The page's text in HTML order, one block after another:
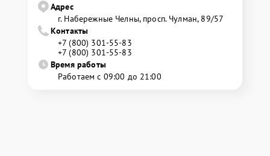
Адрес
г. Набережные Челны, просп. Чулман, 89/57
Контакты
+7 (800) 301-55-83
+7 (800) 301-55-83
Время работы
Работаем с 09:00 до 21:00